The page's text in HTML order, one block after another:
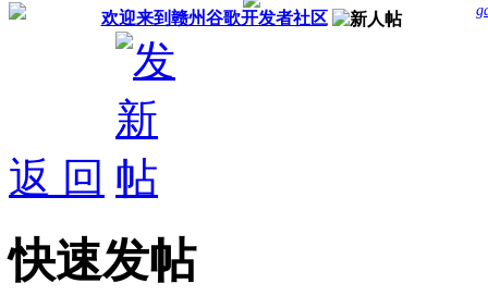
欢迎来到赣州谷歌开发者社区
返 回
快速发帖